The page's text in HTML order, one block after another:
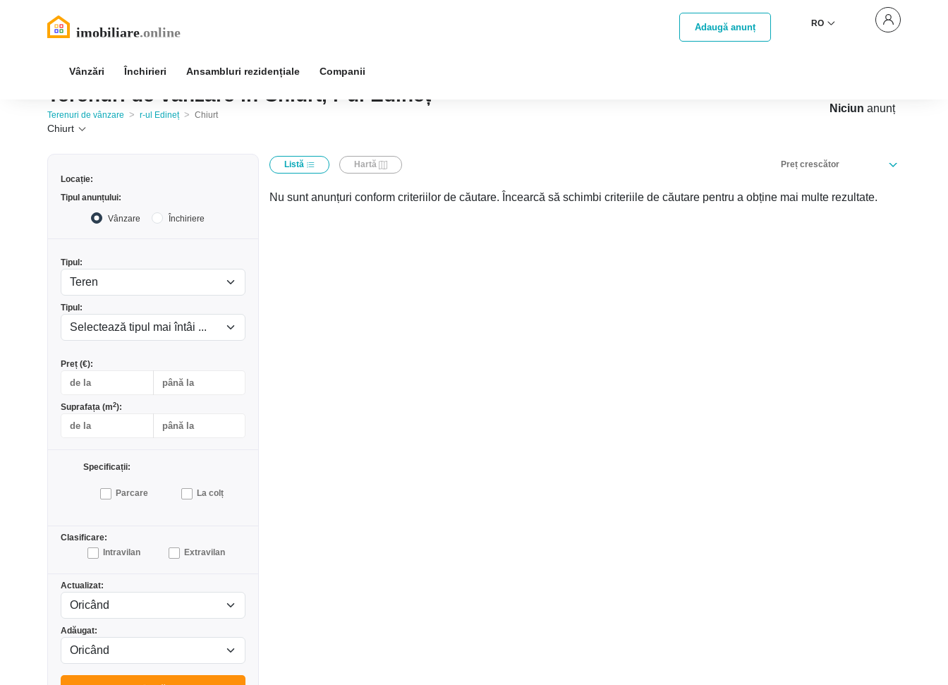
Adaugă anunț RO
Vânzări Închirieri Ansambluri rezidențiale Companii
Terenuri de vânzare în Chiurt, r-ul Edineț
Terenuri de vânzare > r-ul Edineț > Chiurt
Chiurt
Niciun anunț
Locație:
Tipul anunțului:
Vânzare Închiriere
Tipul:
Tipul:
Preț (€):
Suprafața (m2):
Specificații:
Parcare La colț
Clasificare:
Intravilan
Extravilan
Actualizat:
Adăugat:
Listă Hartă Preț crescător
Nu sunt anunțuri conform criteriilor de căutare. Încearcă să schimbi criteriile de căutare pentru a obține mai multe rezultate.